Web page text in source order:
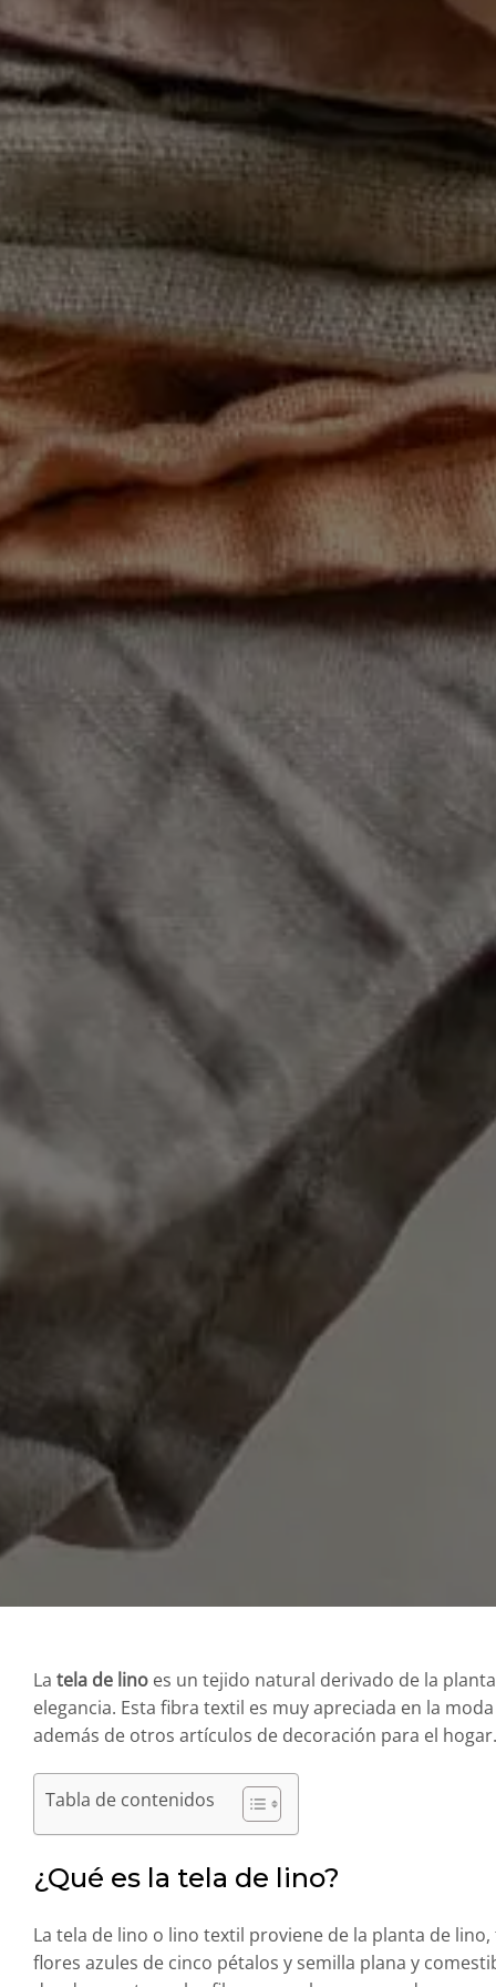
La tela de lino es un tejido natural derivado de la
elegancia. Esta fibra textil es muy apreciada en la
además de otros artículos de decoración para el
Tabla de contenidos
¿Qué es la tela de lino?
La tela de lino o lino textil proviene de la planta de
flores azules de cinco pétalos y semilla plana y